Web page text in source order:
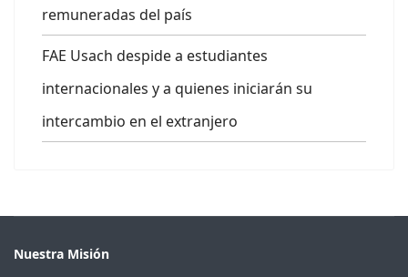
remuneradas del país
FAE Usach despide a estudiantes
internacionales y a quienes iniciarán su
intercambio en el extranjero
Nuestra Misión